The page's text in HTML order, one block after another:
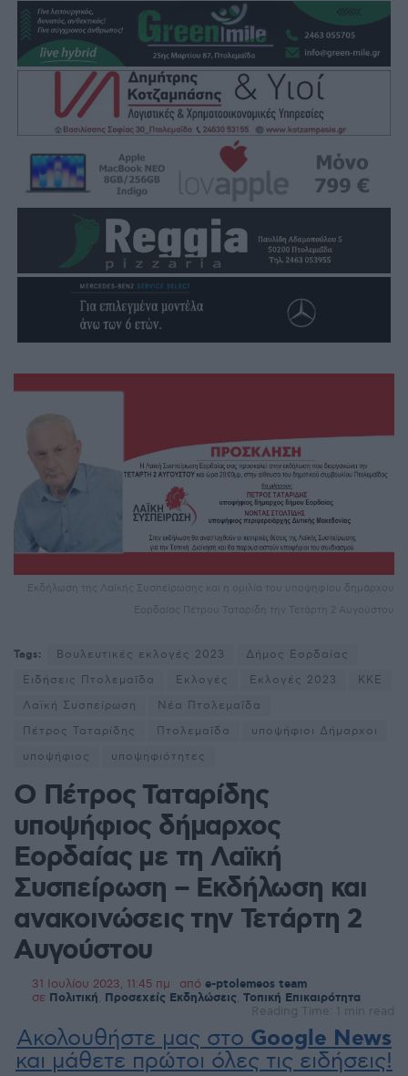
Εκδήλωση της Λαϊκής Συσπείρωσης και η ομιλία του υποψηφίου δημάρχου
Εορδαίας Πέτρου Ταταρίδη την Τετάρτη 2 Αυγούστου
Tags: Βουλευτικές εκλογές 2023
Δήμος Εορδαίας
Ειδήσεις Πτολεμαΐδα
Εκλογές Εκλογές 2023
ΚΚΕ
Λαϊκή Συσπείρωση
Νέα Πτολεμαΐδα
Πέτρος Ταταρίδης
Πτολεμαΐδα
υποψήφιοι Δήμαρχοι
υποψήφιος
υποψηφιότητες
Ο Πέτρος Ταταρίδης
υποψήφιος δήμαρχος
Εορδαίας με τη Λαϊκή
Συσπείρωση – Εκδήλωση και
ανακοινώσεις την Τετάρτη 2
Αυγούστου
31 Ιουλίου 2023, 11:45 πμ από e-ptolemeos team
σε Πολιτική Προσεχείς Εκδηλώσεις Τοπική Επικαιρότητα
Reading Time: 1 min read
Ακολουθήστε μας στο Google News
και μάθετε πρώτοι όλες τις ειδήσεις!